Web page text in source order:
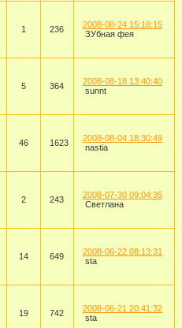
1 236
2008-08-24 15:18:15
ЗУбная фея
5 364
2008-08-18 13:40:40
sunnt
46 1623
2008-08-04 18:30:49
nastia
2 243
2008-07-30 09:04:35
Светлана
14 649
2008-06-22 08:13:31
sta
19 742
2008-06-21 20:41:32
sta